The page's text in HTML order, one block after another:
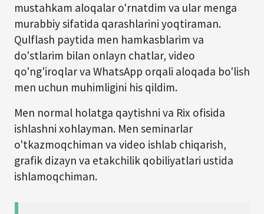
mustahkam aloqalar o'rnatdim va ular menga
murabbiy sifatida qarashlarini yoqtiraman.
Qulflash paytida men hamkasblarim va
do'stlarim bilan onlayn chatlar, video
qo'ng'iroqlar va WhatsApp orqali aloqada bo'lish
men uchun muhimligini his qildim.
Men normal holatga qaytishni va Rix ofisida
ishlashni xohlayman. Men seminarlar
o'tkazmoqchiman va video ishlab chiqarish,
grafik dizayn va etakchilik qobiliyatlari ustida
ishlamoqchiman.